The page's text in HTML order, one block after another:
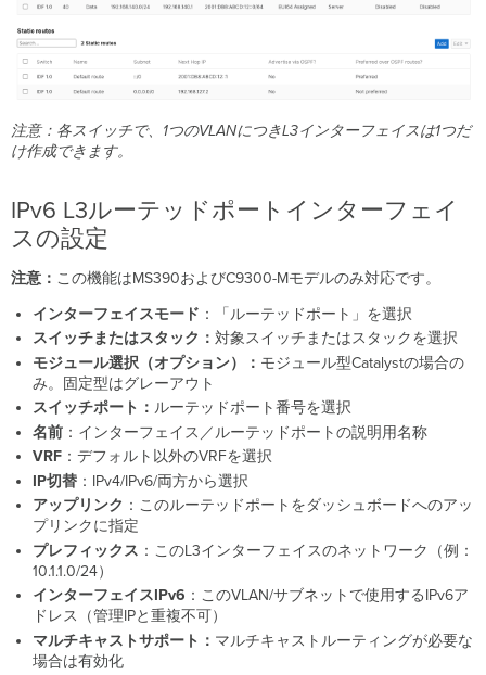
注意：各スイッチで、1つのVLANにつきL3インターフェイスは1つだ
け作成できます。
IPv6 L3ルーテッドポートインターフェイ
スの設定
注意： この機能はMS390およびC9300-Mモデルのみ対応です。
インターフェイスモード ：「ルーテッドポート」を選択
スイッチまたはスタック： 対象スイッチまたはスタックを選択
モジュール選択（オプション）： モジュール型Catalystの場合の
み。固定型はグレーアウト
スイッチポート： ルーテッドポート番号を選択
名前：インターフェイス／ルーテッドポートの説明用名称
VRF：デフォルト以外のVRFを選択
IP切替：IPv4/IPv6/両方から選択
アップリンク ：このルーテッドポートをダッシュボードへのアッ
プリンクに指定
プレフィックス ：このL3インターフェイスのネットワーク（例：
10.1.1.0/24）
インターフェイスIPv6 ：このVLAN/サブネットで使用するIPv6ア
ドレス（管理IPと重複不可）
マルチキャストサポート： マルチキャストルーティングが必要な
場合は有効化